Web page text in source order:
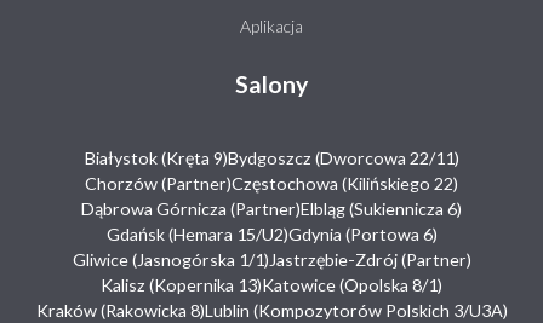
Aplikacja
Salony
Białystok (Kręta 9)Bydgoszcz (Dworcowa 22/11)
Chorzów (Partner)Częstochowa (Kilińskiego 22)
Dąbrowa Górnicza (Partner)Elbląg (Sukiennicza 6)
Gdańsk (Hemara 15/U2)Gdynia (Portowa 6)
Gliwice (Jasnogórska 1/1) Jastrzębie-Zdrój (Partner)
Kalisz (Kopernika 13)Katowice (Opolska 8/1)
Kraków (Rakowicka 8)Lublin (Kompozytorów Polskich 3/U3A)